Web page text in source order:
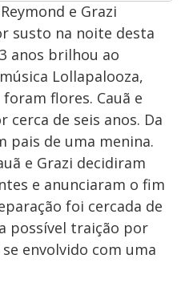
e Grazi
susto na noite desta
anos brilhou ao
Lollapalooza,
flores. Cauã e
de seis anos. Da
pais de uma menina.
e Grazi decidiram
e anunciaram o fim
foi cercada de
possível traição por
envolvido com uma